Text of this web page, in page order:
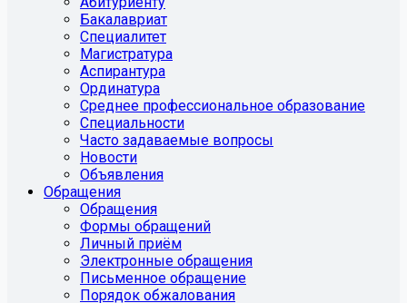
Бакалавриат
Специалитет
Магистратура
Аспирантура
Ординатура
Среднее профессиональное образование
Специальности
Часто задаваемые вопросы
Новости
Объявления
Обращения
Обращения
Формы обращений
Личный приём
Электронные обращения
Письменное обращение
Порядок обжалования